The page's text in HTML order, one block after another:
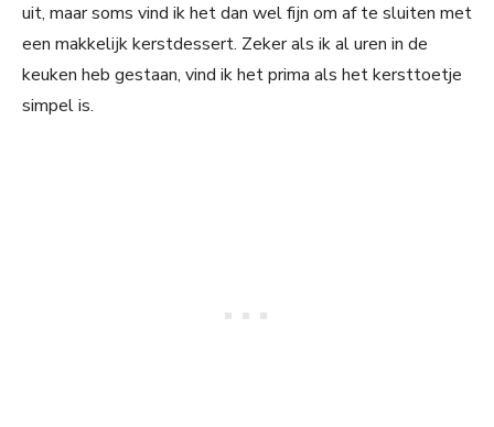
uit, maar soms vind ik het dan wel fijn om af te sluiten met
een makkelijk kerstdessert. Zeker als ik al uren in de
keuken heb gestaan, vind ik het prima als het kersttoetje
simpel is.